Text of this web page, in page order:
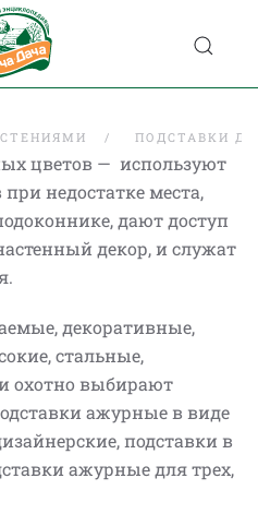
ПОДСТАВКИ
цветов — используют
недостатке места,
дают доступ
декор, и служат
декоративные,
стальные,
охотно выбирают
ажурные в виде
подставки в
ажурные для трех,